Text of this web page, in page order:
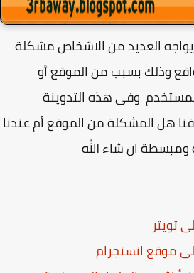
العديد من الاشخاص مشكلة
وذلك بسبب من الموقع أو
وفى هذه التدوينة
المشكلة من الموقع أم عندنا
ان شاء الله
انستجرام